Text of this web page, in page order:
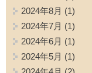
2024年8月 (1)
2024年7月 (1)
2024年6月 (1)
2024年5月 (1)